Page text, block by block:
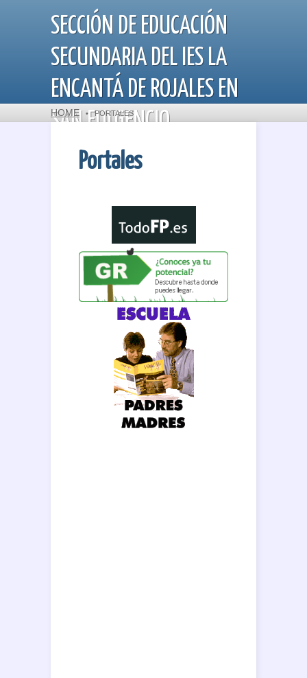
SECCIÓN DE EDUCACIÓN
SECUNDARIA DEL IES LA
ENCANTÁ DE ROJALES EN
SAN FULGENCIO
HOME •PORTALES
Portales